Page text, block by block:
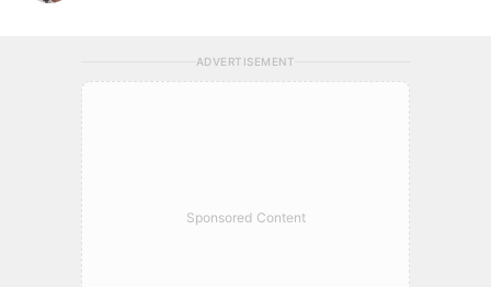
ADVERTISEMENT
Sponsored Content